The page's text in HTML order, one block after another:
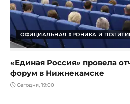
ОФИЦИАЛЬНАЯ ХРОНИКА И
«Единая Россия» провела
форум в Нижнекамске
Сегодня, 19:00